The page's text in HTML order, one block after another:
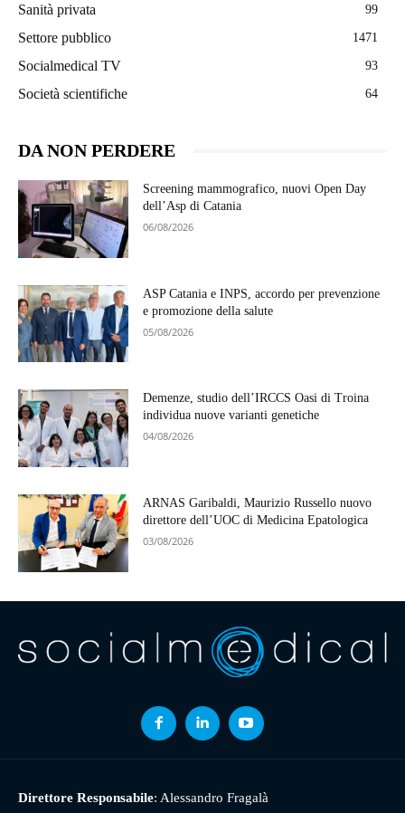
Sanità privata 99
Settore pubblico 1471
Socialmedical TV 93
Società scientifiche 64
DA NON PERDERE
Screening mammografico, nuovi Open Day
dell’Asp di Catania
06/08/2026
ASP Catania e INPS, accordo per prevenzione
e promozione della salute
05/08/2026
Demenze, studio dell’IRCCS Oasi di Troina
individua nuove varianti genetiche
04/08/2026
ARNAS Garibaldi, Maurizio Russello nuovo
direttore dell’UOC di Medicina Epatologica
03/08/2026
Direttore Responsabile: Alessandro Fragalà